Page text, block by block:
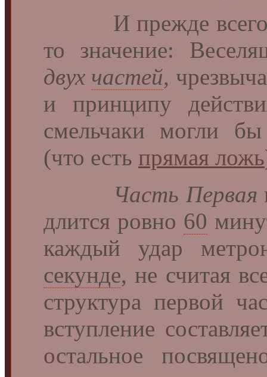
И прежде всего,
то значение:
двух частей,
и принципу
смельчаки могли
(что есть прямая ложь
Часть Первая
длится ровно 60
каждый удар
секунде, не считая
структура первой
вступление
остальное